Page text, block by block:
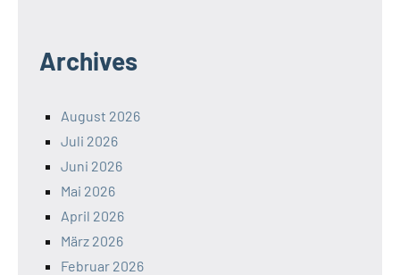
Archives
August 2026
Juli 2026
Juni 2026
Mai 2026
April 2026
März 2026
Februar 2026